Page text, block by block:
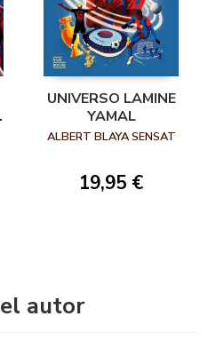
UNIVERSO LAMINE
YAMAL
ALBERT BLAYA SENSAT
19,95 €
autor